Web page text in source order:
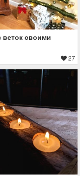
веток своими
27